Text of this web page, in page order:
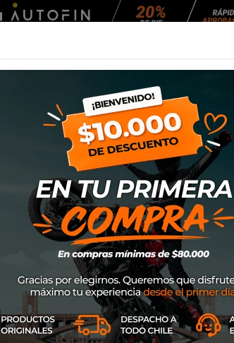
NEUMÁTICOS
Cascos Casco Shark Ridill 2 Mekarium
Casco
Marca Shark
SKUHE1117EKBB
$239.000
La segunda
diseño como por
excepcional nivel